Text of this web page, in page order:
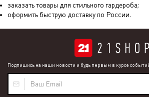
заказать товары для стильного гардероба;
оформить быструю доставку по России.
Подпишись на наши новости и будь первым в курсе